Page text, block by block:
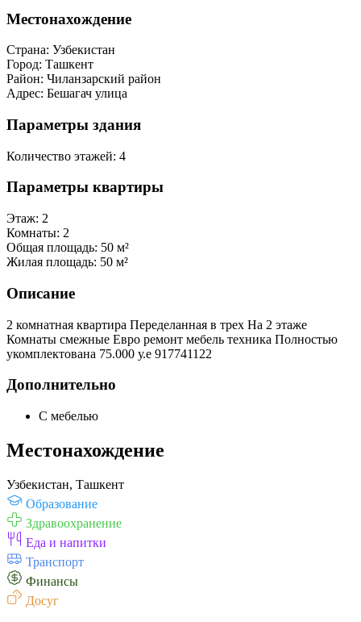
Местонахождение
Страна: Узбекистан
Город: Ташкент
Район: Чиланзарский район
Адрес: Бешагач улица
Параметры здания
Количество этажей: 4
Параметры квартиры
Этаж: 2
Комнаты: 2
Общая площадь: 50 м²
Жилая площадь: 50 м²
Описание
2 комнатная квартира Переделанная в трех На 2 этаже
Комнаты смежные Евро ремонт мебель техника Полностью
укомплектована 75.000 у.е 917741122
Дополнительно
С мебелью
Местонахождение
Узбекистан, Ташкент
Образование
Здравоохранение
Еда и напитки
Транспорт
Финансы
Досуг